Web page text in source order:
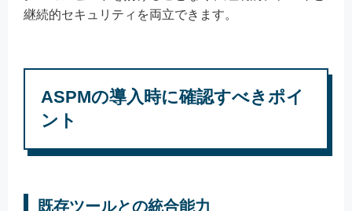
継続的セキュリティを両立できます。
ASPMの導入時に確認すべきポイ
ント
既存ツールとの統合能力